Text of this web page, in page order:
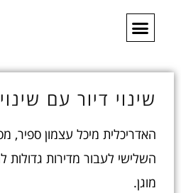
שינוי דיור עם
האדריכלית מיכל עצמון ספיר,
השלישי לעבור מדירות גדולות
מוגן.